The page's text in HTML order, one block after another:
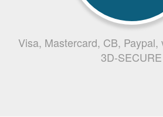
Visa, Mastercard, CB, Paypal,
3D-SECURE